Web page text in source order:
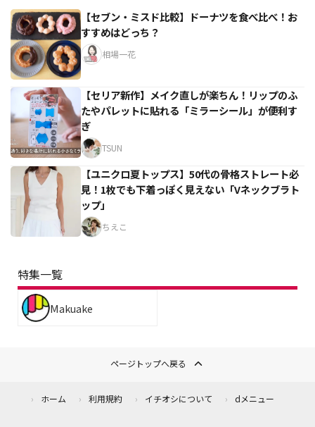
【セブン・ミスド比較】ドーナツを食べ比べ！お
すすめはどっち？
相場一花
【セリア新作】メイク直しが楽ちん！リップのふ
たやパレットに貼れる「ミラーシール」が便利す
ぎ
TSUN
【ユニクロ夏トップス】50代の骨格ストレート必
見！1枚でも下着っぽく見えない「Vネックブラト
ップ」
ちえこ
特集一覧
Makuake
ページトップへ戻る
ホーム 利用規約 イチオシについて dメニュー